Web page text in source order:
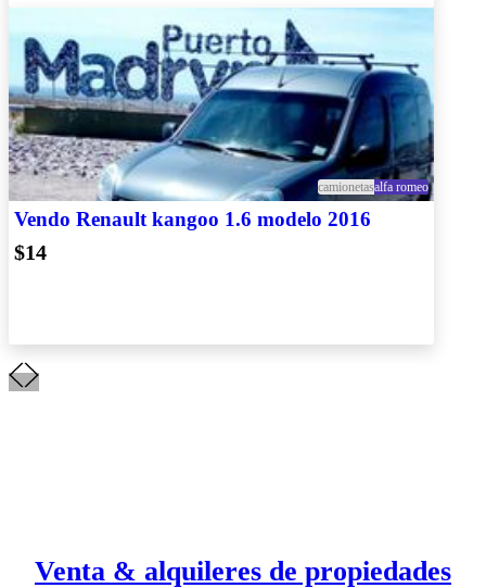
camionetasalfa romeo
Vendo Renault kangoo 1.6 modelo 2016
$14
Venta & alquileres de propiedades